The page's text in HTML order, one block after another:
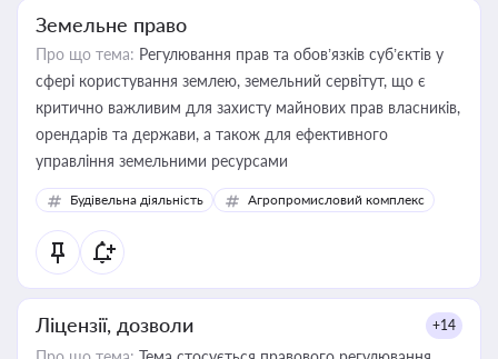
Земельне право
Про що тема: Регулювання прав та обов’язків суб’єктів у
сфері користування землею, земельний сервітут, що є
критично важливим для захисту майнових прав власників,
орендарів та держави, а також для ефективного
управління земельними ресурсами
Будівельна діяльність Агропромисловий комплекс
Ліцензії, дозволи +14